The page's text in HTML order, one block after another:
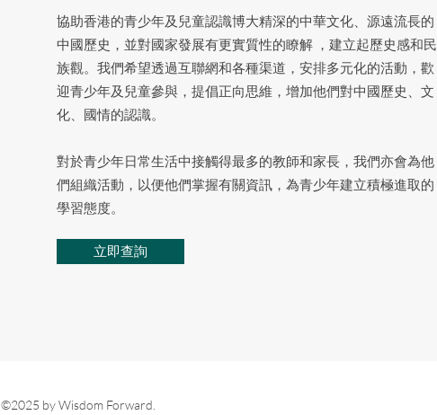
協助香港的青少年及兒童認識博大精深的中華文化、源遠流長的
中國歷史，並對國家發展有更實質性的瞭解 ，建立起歷史感和民
族觀。我們希望透過互聯網和各種渠道，安排多元化的活動，歡
迎青少年及兒童參與，提倡正向思維，增加他們對中國歷史、文
化、國情的認識。
對於青少年日常生活中接觸得最多的教師和家長，我們亦會為他
們組織活動，以便他們掌握有關資訊，為青少年建立積極進取的
學習態度。
立即查詢
©2025 by Wisdom Forward.